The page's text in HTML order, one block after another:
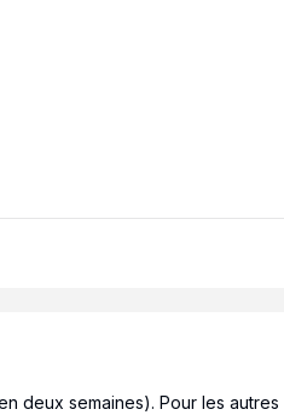
deux semaines). Pour les autres